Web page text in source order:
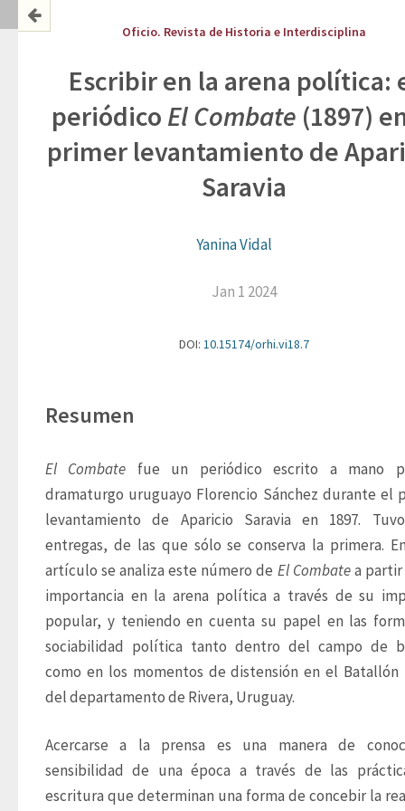
Oficio. Revista de Historia e Interdisciplina
Escribir en la arena política:
periódico El Combate (1897)
primer levantamiento de
Saravia
Yanina Vidal
Jan 1 2024
DOI: 10.15174/orhi.vi18.7
Resumen
El Combate fue un periódico escrito a mano
dramaturgo uruguayo Florencio Sánchez durante el
levantamiento de Aparicio Saravia en 1897.
entregas, de las que sólo se conserva la primera.
artículo se analiza este número de El Combate a partir
importancia en la arena política a través de su
popular, y teniendo en cuenta su papel en las
sociabilidad política tanto dentro del campo de
como en los momentos de distensión en el Batallón
del departamento de Rivera, Uruguay.
Acercarse a la prensa es una manera de
sensibilidad de una época a través de las
escritura que determinan una forma de concebir la